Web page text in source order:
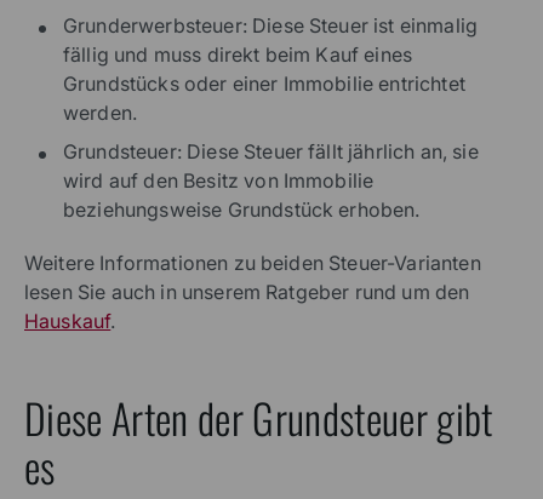
Grunderwerbsteuer: Diese Steuer ist einmalig
fällig und muss direkt beim Kauf eines
Grundstücks oder einer Immobilie entrichtet
werden.
Grundsteuer: Diese Steuer fällt jährlich an, sie
wird auf den Besitz von Immobilie
beziehungsweise Grundstück erhoben.
Weitere Informationen zu beiden Steuer-Varianten
lesen Sie auch in unserem Ratgeber rund um den
Hauskauf.
Diese Arten der Grundsteuer gibt
es